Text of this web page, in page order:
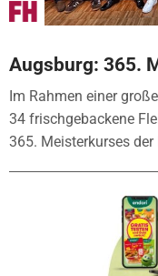
Augsburg: 365.
Im Rahmen einer
34 frischgebackene
365. Meisterkurses